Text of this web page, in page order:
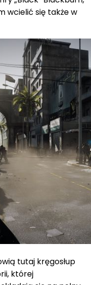
wcielić się także w
tutaj kręgosłup
której